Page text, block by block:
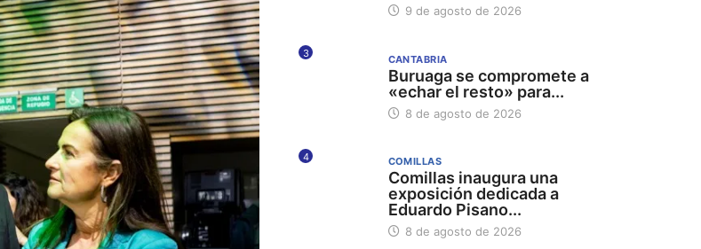
9 de agosto de 2026
3 CANTABRIA
Buruaga se compromete a
«echar el resto» para...
8 de agosto de 2026
4 COMILLAS
Comillas inaugura una
exposición dedicada a
Eduardo Pisano...
8 de agosto de 2026